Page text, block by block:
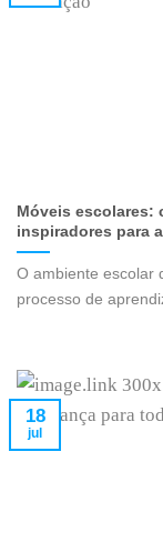
Móveis escolares:
inspiradores para
O ambiente escolar
processo de
18
jul